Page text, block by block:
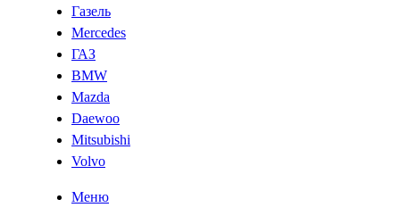
Газель
Mercedes
ГАЗ
BMW
Mazda
Daewoo
Mitsubishi
Volvo
Меню